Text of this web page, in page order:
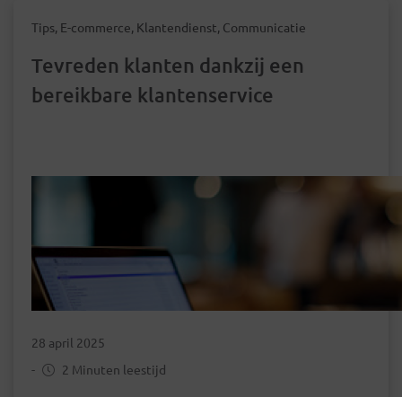
Tips, E-commerce, Klantendienst, Communicatie
Tevreden klanten dankzij een
bereikbare klantenservice
28 april 2025
-
2 Minuten leestijd